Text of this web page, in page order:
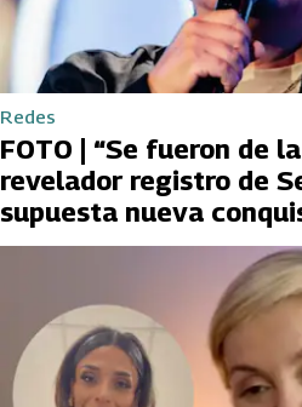
Redes
FOTO | “Se fueron de
revelador registro de
supuesta nueva